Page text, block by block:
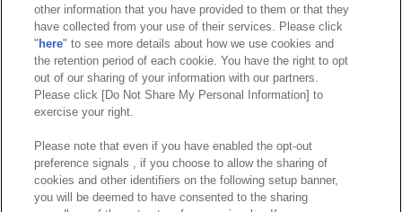
other information that you have provided to them or that they
have collected from your use of their services. Please click
" here" to see more details about how we use cookies and
the retention period of each cookie. You have the right to opt
out of our sharing of your information with our partners.
Please click [Do Not Share My Personal Information] to
exercise your right.
Please note that even if you have enabled the opt-out
preference signals , if you choose to allow the sharing of
cookies and other identifiers on the following setup banner,
you will be deemed to have consented to the sharing